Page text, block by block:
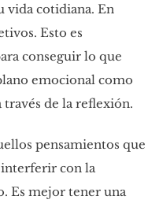
vida cotidiana. En
Esto es
conseguir lo que
emocional como
través de la reflexión.
pensamientos que
interferir con la
Es mejor tener una